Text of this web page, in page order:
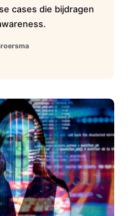
cases die bijdragen